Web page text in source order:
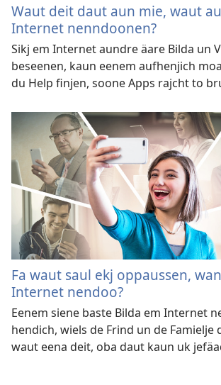
Waut deit daut aun mie, waut
Internet nenndoonen?
Sikj em Internet aundre äare Bilda un
beseenen, kaun eenem aufhenjich
du Help finjen, soone Apps rajcht to
Fa waut saul ekj oppaussen,
Internet nendoo?
Eenem siene baste Bilda em Internet
hendich, wiels de Frind un de Famielje
waut eena deit, oba daut kaun uk